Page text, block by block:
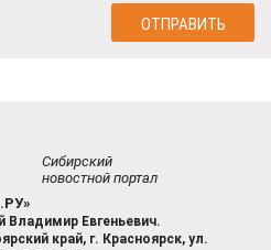
Сибирский
новостной портал
Владимир Евгеньевич.
край, г. Красноярск, ул.